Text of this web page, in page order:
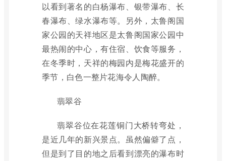
以看到著名的白杨瀑布、银带瀑布、长
春瀑布、绿水瀑布等。另外，太鲁阁国
家公园的天祥地区是太鲁阁国家公园中
最热闹的中心，有住宿、饮食等服务，
在冬季时，天祥的梅园内是梅花盛开的
季节，白色一整片花海令人陶醉。
翡翠谷
翡翠谷位在花莲铜门大桥转弯处，
是近几年的新兴景点。虽然偏僻了点，
但是到了目的地之后看到漂亮的瀑布时